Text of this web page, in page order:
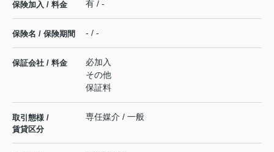
保険加入 / 料金 有 / -
保険名 / 保険期間 - / -
保証会社 / 料金
必加入
その他
保証料
取引態様 /
賃貸区分
専任媒介 / 一般